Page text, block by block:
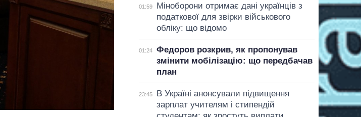
01:59
Міноборони отримає дані українців з
податкової для звірки військового
обліку: що відомо
01:24
Федоров розкрив, як пропонував
змінити мобілізацію: що передбачав
план
23:45
В Україні анонсували підвищення
зарплат учителям і стипендій